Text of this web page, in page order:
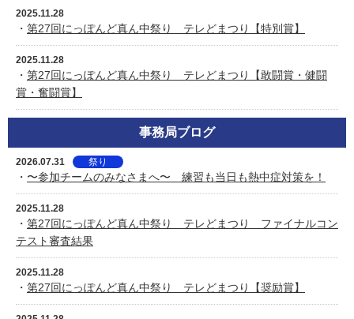
2025.11.28
・ 第27回にっぽんど真ん中祭り テレどまつり【特別賞】
2025.11.28
・ 第27回にっぽんど真ん中祭り テレどまつり【敢闘賞・健闘
賞・奮闘賞】
事務局ブログ
2026.07.31 祭り
・ 〜参加チームのみなさまへ〜 練習も当日も熱中症対策を！
2025.11.28
・ 第27回にっぽんど真ん中祭り テレどまつり ファイナルコン
テスト審査結果
2025.11.28
・ 第27回にっぽんど真ん中祭り テレどまつり【奨励賞】